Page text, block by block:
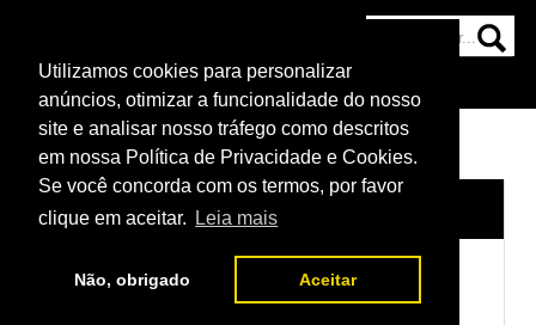
Utilizamos cookies para personalizar
anúncios, otimizar a funcionalidade do nosso
site e analisar nosso tráfego como descritos
em nossa Política de Privacidade e Cookies.
Se você concorda com os termos, por favor
clique em aceitar.
Leia mais
Não, obrigado Aceitar
NOTÍCIAS
HOME EVENTO / UFC 288
UFC 288